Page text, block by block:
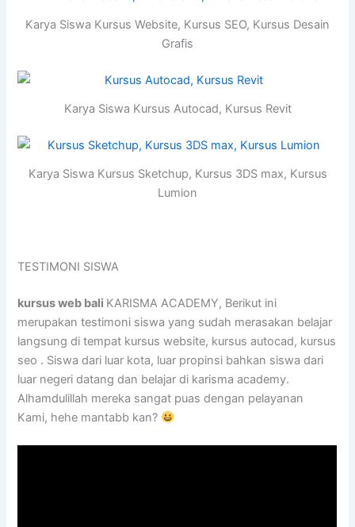
Karya Siswa Kursus Website, Kursus SEO, Kursus Desain
Grafis
Karya Siswa Kursus Autocad, Kursus Revit
Karya Siswa Kursus Sketchup, Kursus 3DS max, Kursus
Lumion
TESTIMONI SISWA
kursus web bali KARISMA ACADEMY, Berikut ini
merupakan testimoni siswa yang sudah merasakan belajar
langsung di tempat kursus website, kursus autocad, kursus
seo . Siswa dari luar kota, luar propinsi bahkan siswa dari
luar negeri datang dan belajar di karisma academy.
Alhamdulillah mereka sangat puas dengan pelayanan
Kami, hehe mantabb kan?